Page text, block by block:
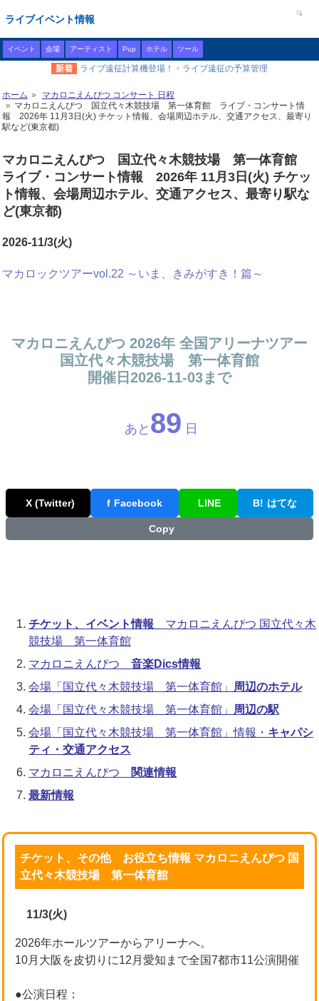
ライブイベント情報
イベント 会場 アーティスト Pup ホテル ツール
新着 ライブ遠征計算機登場！・ライブ遠征の予算管理
ホーム
マカロニえんぴつ コンサート 日程
マカロニえんぴつ 国立代々木競技場 第一体育館 ライブ・コンサート情
報 2026年 11月3日(火) チケット情報、会場周辺ホテル、交通アクセス、最寄り
駅など(東京都)
マカロニえんぴつ 国立代々木競技場 第一体育館
ライブ・コンサート情報 2026年 11月3日(火) チケッ
ト情報、会場周辺ホテル、交通アクセス、最寄り駅な
ど(東京都)
2026-11/3(火)
マカロックツアーvol.22 ～いま、きみがすき！篇～
マカロニえんぴつ 2026年 全国アリーナツアー
国立代々木競技場 第一体育館
開催日2026-11-03まで
あと 89 日
X (Twitter) f Facebook LINE B! はてな
Copy
チケット、イベント情報 マカロニえんぴつ 国立代々木
競技場 第一体育館
マカロニえんぴつ 音楽Dics情報
会場「国立代々木競技場 第一体育館」
周辺のホテル
会場「国立代々木競技場 第一体育館」
周辺の駅
会場「国立代々木競技場 第一体育館」情報・ キャパシ
ティ・交通アクセス
マカロニえんぴつ
関連情報
最新情報
チケット、その他 お役立ち情報 マカロニえんぴつ 国
立代々木競技場 第一体育館
11/3(火)
2026年ホールツアーからアリーナへ。
10月大阪を皮切りに12月愛知まで全国7都市11公演開催
●公演日程：